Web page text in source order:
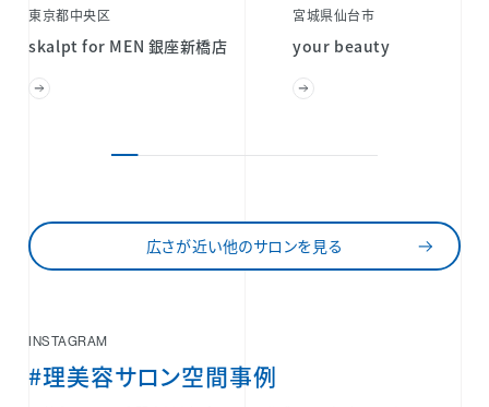
東京都中央区
skalpt for MEN 銀座新橋店
宮城県仙台市
your beauty
広さが近い他のサロンを見る
INSTAGRAM
#理美容サロン空間事例